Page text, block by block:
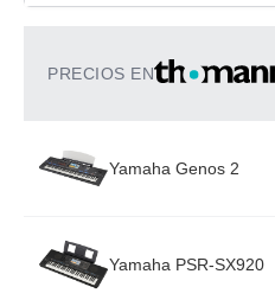
PRECIOS EN
Yamaha Genos 2
Yamaha PSR-SX920